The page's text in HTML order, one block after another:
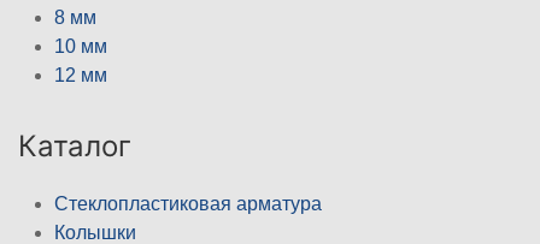
8 мм
10 мм
12 мм
Каталог
Стеклопластиковая арматура
Колышки